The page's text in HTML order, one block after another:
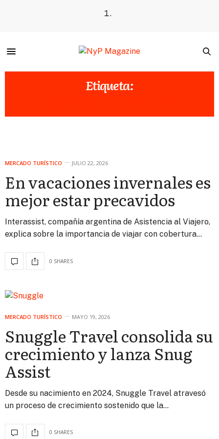
Etiqueta:
MERCADO TURÍSTICO JULIO 22, 2026
En vacaciones invernales es
mejor estar precavidos
Interassist, compañía argentina de Asistencia al Viajero,
explica sobre la importancia de viajar con cobertura…
0 SHARES
MERCADO TURÍSTICO MAYO 19, 2026
Snuggle Travel consolida su
crecimiento y lanza Snug
Assist
Desde su nacimiento en 2024, Snuggle Travel atravesó
un proceso de crecimiento sostenido que la…
0 SHARES